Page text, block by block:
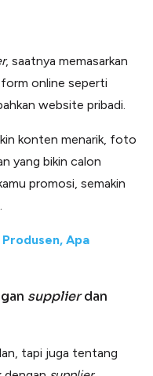
, saatnya memasarkan
online seperti
website pribadi.
konten menarik, foto
yang bikin calon
promosi, semakin
Apa
supplierdan
tapi juga tentang